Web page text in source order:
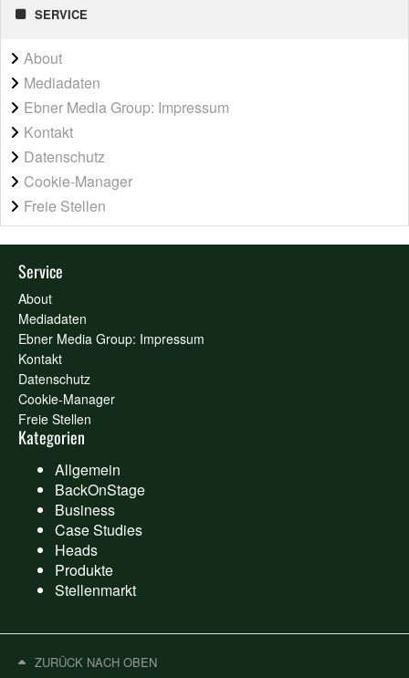
SERVICE
About
Mediadaten
Ebner Media Group: Impressum
Kontakt
Datenschutz
Cookie-Manager
Freie Stellen
Service
About
Mediadaten
Ebner Media Group: Impressum
Kontakt
Datenschutz
Cookie-Manager
Freie Stellen
Kategorien
Allgemein
BackOnStage
Business
Case Studies
Heads
Produkte
Stellenmarkt
ZURÜCK NACH OBEN